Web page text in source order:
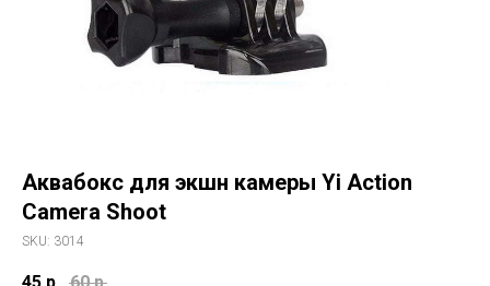
Аквабокс для экшн камеры Yi Action
Camera Shoot
SKU: 3014